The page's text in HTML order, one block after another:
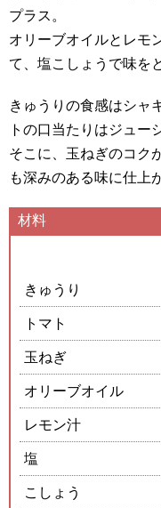
プラス。
オリーブオイルとレモ
て、塩こしょうで味を
きゅうりの食感はシャ
トの口当たりはジュー
そこに、玉ねぎのコク
も深みのある味に仕上
材料
きゅうり
トマト
玉ねぎ
オリーブオイル
レモン汁
塩
こしょう